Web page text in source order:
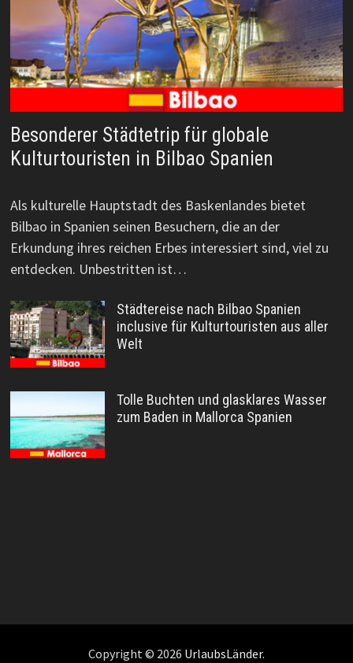
Besonderer Städtetrip für globale
Kulturtouristen in Bilbao Spanien
Als kulturelle Hauptstadt des Baskenlandes bietet
Bilbao in Spanien seinen Besuchern, die an der
Erkundung ihres reichen Erbes interessiert sind, viel zu
entdecken. Unbestritten ist…
Städtereise nach Bilbao Spanien
inclusive für Kulturtouristen aus aller
Welt
Tolle Buchten und glasklares Wasser
zum Baden in Mallorca Spanien
Copyright © 2026 UrlaubsLänder.